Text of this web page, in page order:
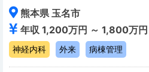
熊本県 玉名市
年収 1,200万円 ～ 1,800万円
神経内科 外来 病棟管理